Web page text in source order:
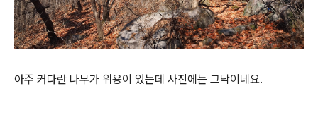
아주 커다란 나무가 위용이 있는데 사진에는 그닥이네요.